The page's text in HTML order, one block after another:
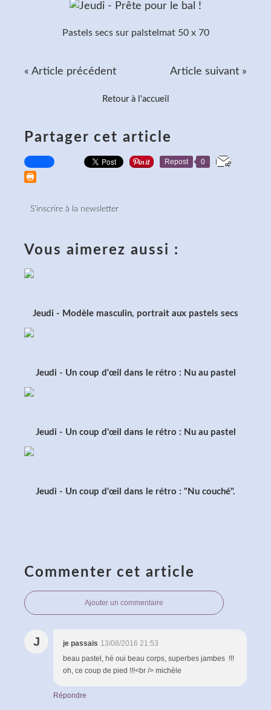
Pastels secs sur palstelmat 50 x 70
« Article précédent Article suivant »
Retour à l'accueil
Partager cet article
Repost 0
S'inscrire à la newsletter
Vous aimerez aussi :
Jeudi - Modèle masculin, portrait aux pastels secs
Jeudi - Un coup d'œil dans le rétro : Nu au pastel
Jeudi - Un coup d'œil dans le rétro : Nu au pastel
Jeudi - Un coup d'œil dans le rétro : "Nu couché".
Commenter cet article
Ajouter un commentaire
J je passais 13/08/2016 21:53
beau pastel, hé oui beau corps, superbes jambes !!!
oh, ce coup de pied !!!<br /> michèle
Répondre